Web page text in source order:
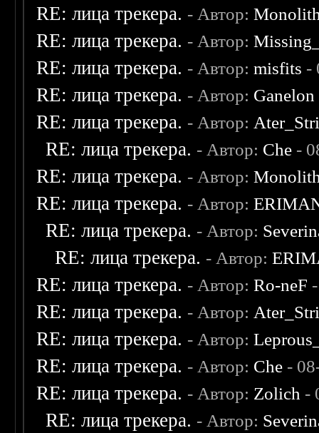
RE: лица трекера. - Автор:
RE: лица трекера. - Автор:
RE: лица трекера. - Автор:misfits -
RE: лица трекера. - Автор: Ganelon
RE: лица трекера. - Автор:
RE: лица трекера. - Автор: Che -
RE: лица трекера. - Автор:
RE: лица трекера. - Автор:
RE: лица трекера. - Автор:
RE: лица трекера. - Автор:
RE: лица трекера. - Автор:Ro-neF
RE: лица трекера. - Автор:
RE: лица трекера. - Автор:
RE: лица трекера. - Автор: Che -
RE: лица трекера. - Автор: Zolich -
RE: лица трекера. - Автор: